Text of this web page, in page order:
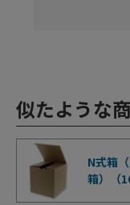
似たような
N式箱
箱）（